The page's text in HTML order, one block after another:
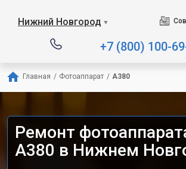
Нижний Новгород ▼
+7 (800) 100-
Главная / Фотоаппарат / A380
Ремонт
A380 в Нижнем